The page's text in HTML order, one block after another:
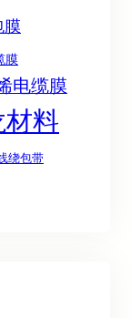
膜
膜
电缆膜
料
绕包带